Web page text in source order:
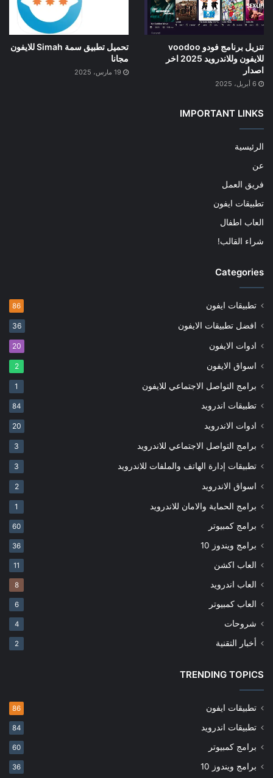
تنزيل برنامج فودو voodoo
للايفون وللاندرويد 2025 اخر
اصدار
6 أبريل، 2025
تحميل تطبيق سمة Simah للايفون
مجانا
19 مارس، 2025
IMPORTANT LINKS
الرئيسية
عن
فريق العمل
تطبيقات ايفون
العاب اطفال
شراء القالب!
Categories
تطبيقات ايفون 86
افضل تطبيقات الايفون 36
ادوات الايفون 20
اسواق الايفون 2
برامج التواصل الاجتماعي للايفون 1
تطبيقات اندرويد 84
ادوات الاندرويد 20
برامج التواصل الاجتماعي للاندرويد 3
تطبيقات إدارة الهاتف والملفات للاندرويد 3
اسواق الاندرويد 2
برامج الحماية والامان للاندرويد 1
برامج كمبيوتر 60
برامج ويندوز 10 36
العاب اكشن 11
العاب اندرويد 8
العاب كمبيوتر 6
شروحات 4
أخبار التقنية 2
TRENDING TOPICS
تطبيقات ايفون 86
تطبيقات اندرويد 84
برامج كمبيوتر 60
برامج ويندوز 10 36